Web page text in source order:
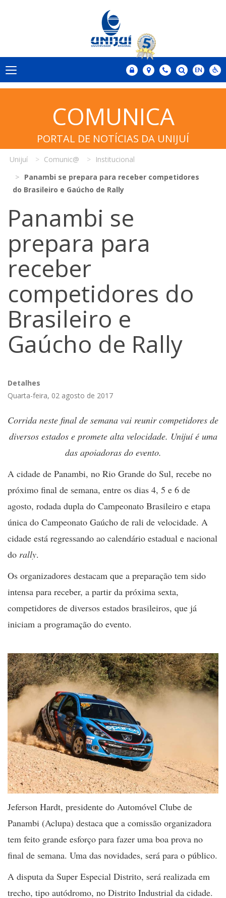
COMUNICA
PORTAL DE NOTÍCIAS DA UNIJUÍ
Unijuí Comunic@
Institucional
Panambi se prepara para receber competidores
do Brasileiro e Gaúcho de Rally
Panambi se
prepara para
receber
competidores do
Brasileiro e
Gaúcho de Rally
Detalhes
Quarta-feira, 02 agosto de 2017
Corrida neste final de semana vai reunir competidores de
diversos estados e promete alta velocidade. Unijuí é uma
das apoiadoras do evento.
A cidade de Panambi, no Rio Grande do Sul, recebe no
próximo final de semana, entre os dias 4, 5 e 6 de
agosto, rodada dupla do Campeonato Brasileiro e etapa
única do Campeonato Gaúcho de rali de velocidade. A
cidade está regressando ao calendário estadual e nacional
do rally.
Os organizadores destacam que a preparação tem sido
intensa para receber, a partir da próxima sexta,
competidores de diversos estados brasileiros, que já
iniciam a programação do evento.
Jeferson Hardt, presidente do Automóvel Clube de
Panambi (Aclupa) destaca que a comissão organizadora
tem feito grande esforço para fazer uma boa prova no
final de semana. Uma das novidades, será para o público.
A disputa da Super Especial Distrito, será realizada em
trecho, tipo autódromo, no Distrito Industrial da cidade.